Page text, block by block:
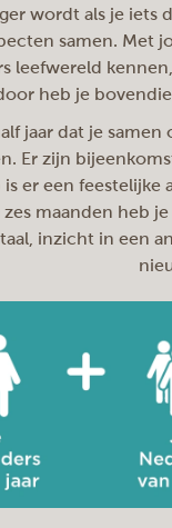
wordt als je iets
samen. Met
leefwereld
heb je
jaar dat je
Er zijn
is er een
zes maanden heb
inzicht in een